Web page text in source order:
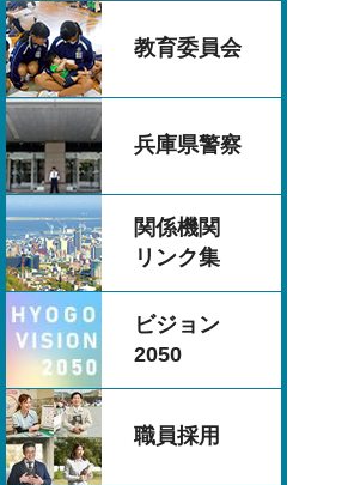
教育委員会
兵庫県警察
関係機関
リンク集
ビジョン
2050
職員採用